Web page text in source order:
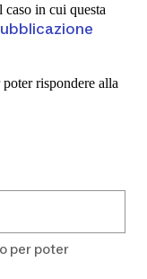
caso in cui questa
rispondere alla
per poter